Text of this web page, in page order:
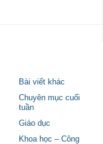
Bài viết khác
Chuyên mục cuối
tuần
Giáo dục
Khoa học – Công